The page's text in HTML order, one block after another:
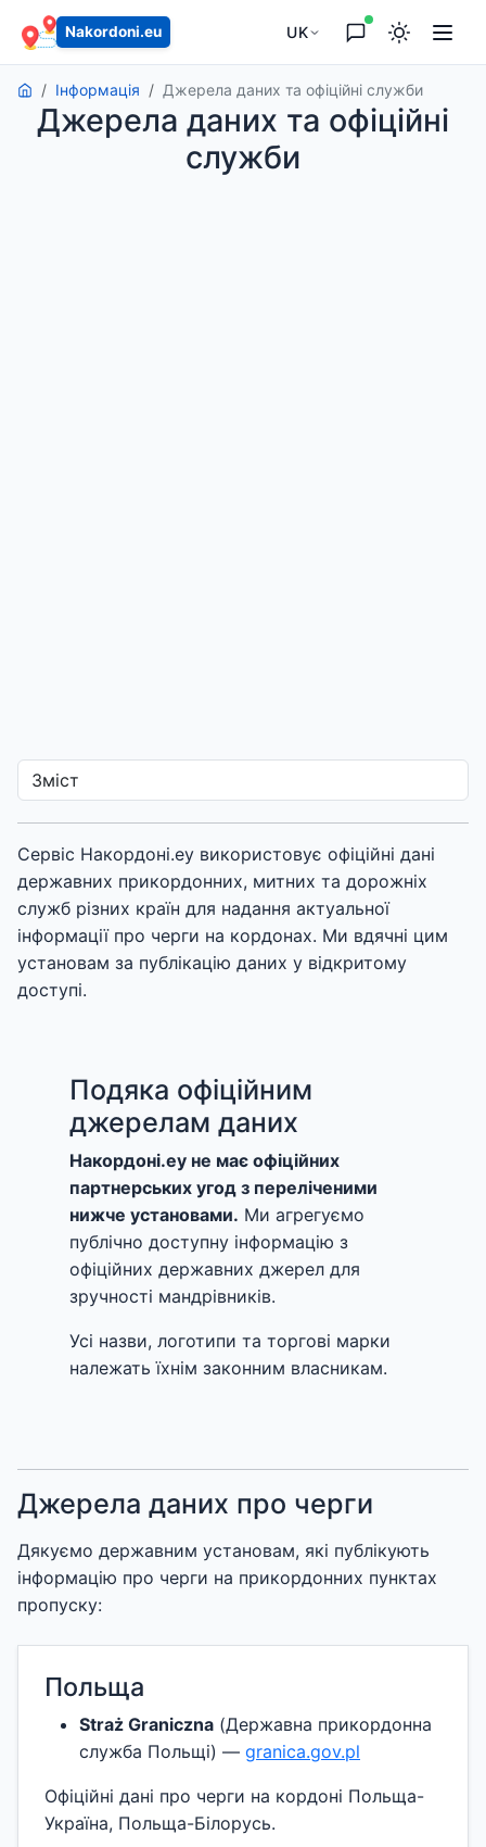
Nakordoni.eu UK
Інформація Джерела даних та офіційні служби
Джерела даних та офіційні
служби
Сервіс Накордоні.еу використовує офіційні дані
державних прикордонних, митних та дорожніх
служб різних країн для надання актуальної
інформації про черги на кордонах. Ми вдячні цим
установам за публікацію даних у відкритому
доступі.
Подяка офіційним
джерелам даних
Накордоні.еу не має офіційних
партнерських угод з переліченими
нижче установами. Ми агрегуємо
публічно доступну інформацію з
офіційних державних джерел для
зручності мандрівників.
Усі назви, логотипи та торгові марки
належать їхнім законним власникам.
Джерела даних про черги
Дякуємо державним установам, які публікують
інформацію про черги на прикордонних пунктах
пропуску:
Польща
Straż Graniczna (Державна прикордонна
служба Польщі) — granica.gov.pl
Офіційні дані про черги на кордоні Польща-
Україна, Польща-Білорусь.